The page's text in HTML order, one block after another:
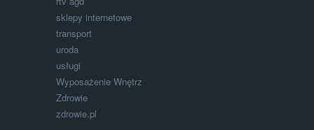
sklepy internetowe
transport
uroda
usługi
Wyposażenie Wnętrz
Zdrowie
zdrowie.pl